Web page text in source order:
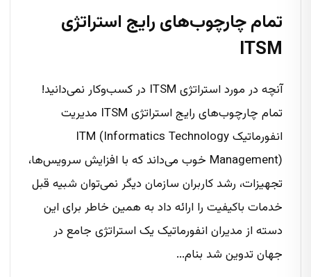
تمام چارچوب‌های رایج استراتژی
ITSM
آنچه در مورد استراتژی ITSM در کسب‌وکار نمی‌دانید!
تمام چارچوب‌های رایج استراتژی ITSM مدیریت
انفورماتیک ITM (Informatics Technology
Management) خوب می‌داند که با افزایش سرویس‌ها،
تجهیزات، رشد کاربران سازمان دیگر نمی‌توان شبیه قبل
خدمات باکیفیت را ارائه داد به همین خاطر برای این
دسته از مدیران انفورماتیک یک استراتژی جامع در
جهان تدوین شد بنام...